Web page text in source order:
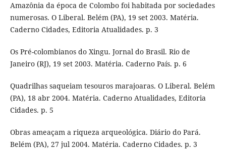
Amazônia da época de Colombo foi habitada por sociedades
numerosas. O Liberal. Belém (PA), 19 set 2003. Matéria.
Caderno Cidades, Editoria Atualidades. p. 3
Os Pré-colombianos do Xingu. Jornal do Brasil. Rio de
Janeiro (RJ), 19 set 2003. Matéria. Caderno País. p. 6
Quadrilhas saqueiam tesouros marajoaras. O Liberal. Belém
(PA), 18 abr 2004. Matéria. Caderno Atualidades, Editoria
Cidades. p. 5
Obras ameaçam a riqueza arqueológica. Diário do Pará.
Belém (PA), 27 jul 2004. Matéria. Caderno Cidades. p. 3